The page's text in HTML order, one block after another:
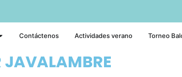
Contáctenos Actividades verano Torneo
JAVALAMBRE